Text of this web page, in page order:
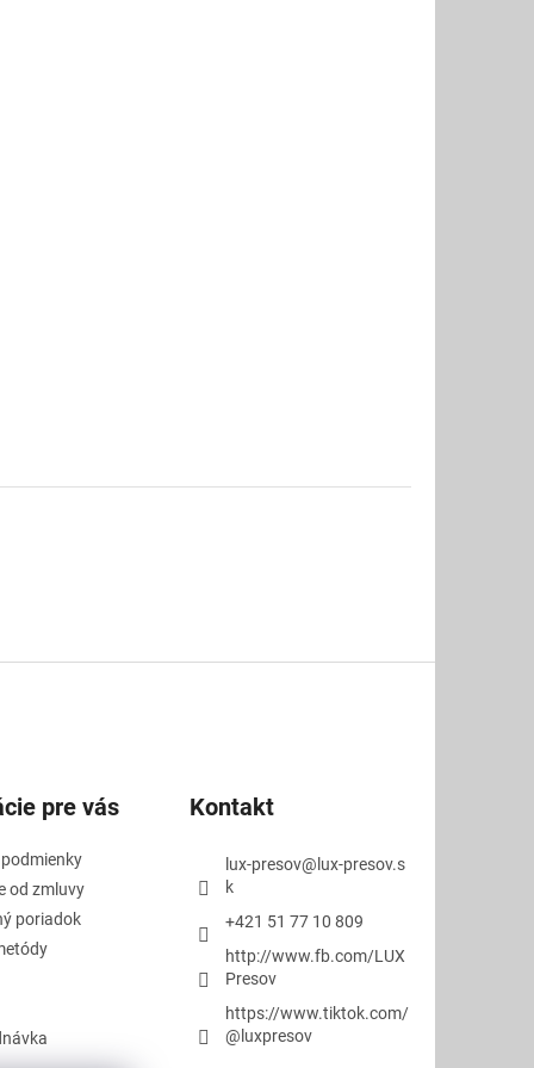
pre vás
od zmluvy
poriadok
Kontakt
lux-presov@ lux-presov.s
k
+421 51 77 10 809
http://www.fb.com/LUX
Presov
https://www.tiktok.com/
@luxpresov